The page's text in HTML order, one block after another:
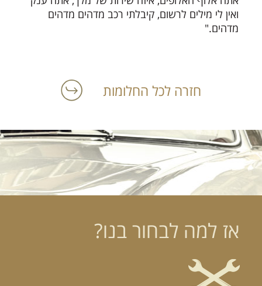
ואין לי מילים לרשום, קיבלתי רכב מדהים מדהים
מדהים."
חזרה לכל החלומות
אז למה לבחור בנו?